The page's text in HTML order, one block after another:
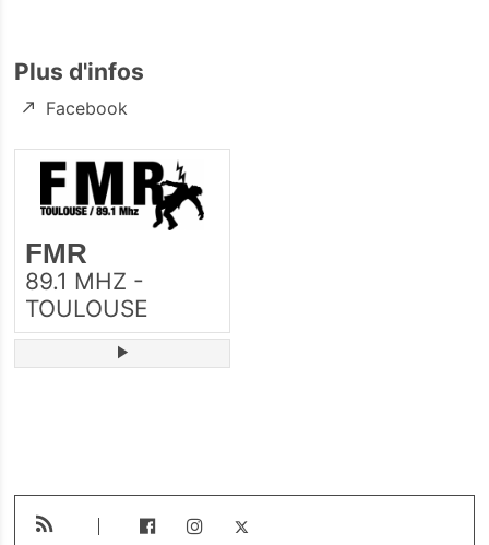
Plus d'infos
Facebook
FMR
89.1 MHZ -
TOULOUSE